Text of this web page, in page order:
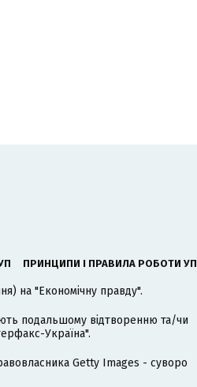
ПРИНЦИПИ І ПРАВИЛА РОБОТИ УП
на "Економічну правду".
подальшому відтворенню та/чи
Україна".
Getty Images - суворо